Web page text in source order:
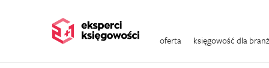
oferta księgowość dla branż
Wszystkie kategorie
Podatki w e-commerce
Podatki